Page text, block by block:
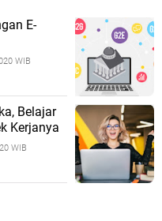
E-
WIB
Belajar
Kerjanya
WIB